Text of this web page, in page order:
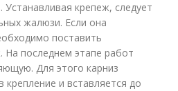
Устанавливая крепеж, следует
жалюзи. Если она
поставить
На последнем этапе работ
Для этого карниз
крепление и вставляется до